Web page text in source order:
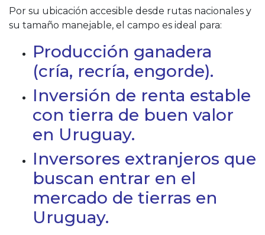
Por su ubicación accesible desde rutas nacionales y
su tamaño manejable, el campo es ideal para:
Producción ganadera
(cría, recría, engorde).
Inversión de renta estable
con tierra de buen valor
en Uruguay.
Inversores extranjeros que
buscan entrar en el
mercado de tierras en
Uruguay.